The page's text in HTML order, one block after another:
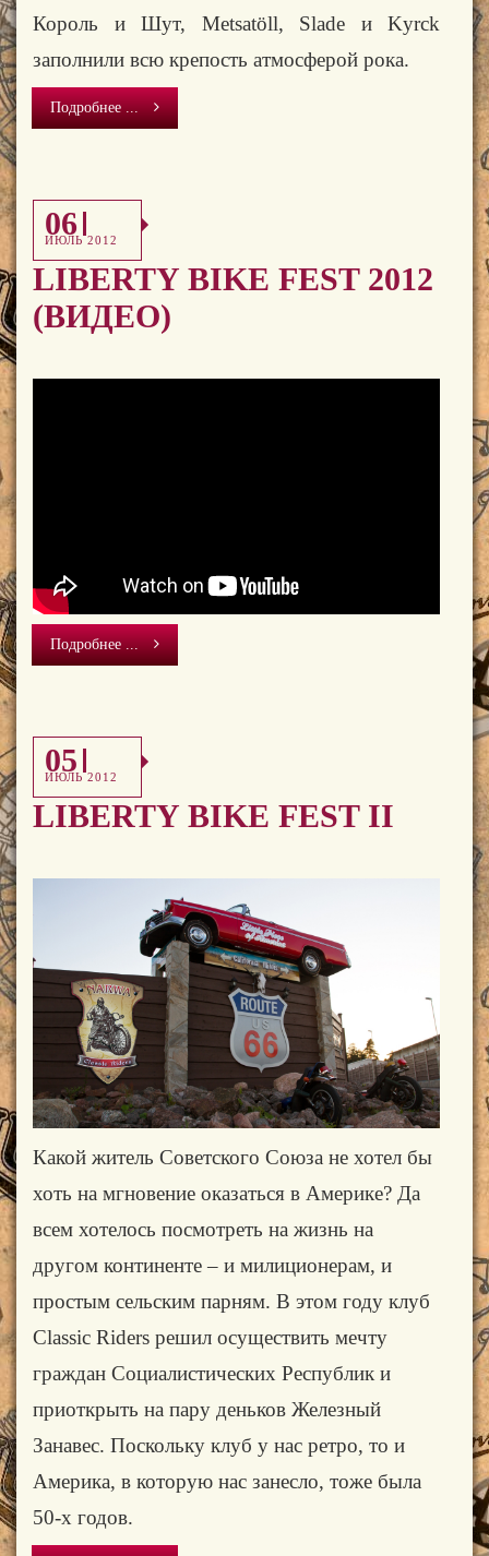
Король и Шут, Metsatöll, Slade и Kyrсk
заполнили всю крепость атмосферой рока.
Подробнее ...
06
ИЮЛЬ 2012
LIBERTY BIKE FEST 2012
(ВИДЕО)
Подробнее ...
05
ИЮЛЬ 2012
LIBERTY BIKE FEST II
Какой житель Советского Союза не хотел бы
хоть на мгновение оказаться в Америке? Да
всем хотелось посмотреть на жизнь на
другом континенте – и милиционерам, и
простым сельским парням. В этом году клуб
Classic Riders решил осуществить мечту
граждан Социалистических Республик и
приоткрыть на пару деньков Железный
Занавес. Поскольку клуб у нас ретро, то и
Америка, в которую нас занесло, тоже была
50-х годов.